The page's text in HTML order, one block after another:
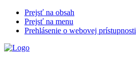
Prejsť na obsah
Prejsť na menu
Prehlásenie o webovej prístupnosti